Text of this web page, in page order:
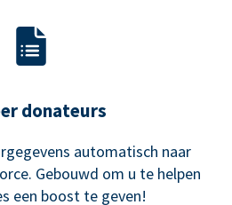
donateurs
automatisch naar
Gebouwd om u te helpen
een boost te geven!